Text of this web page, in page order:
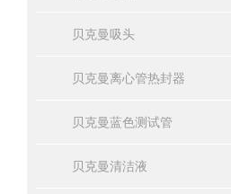
贝克曼吸头
贝克曼离心管热封器
贝克曼蓝色测试管
贝克曼清洁液